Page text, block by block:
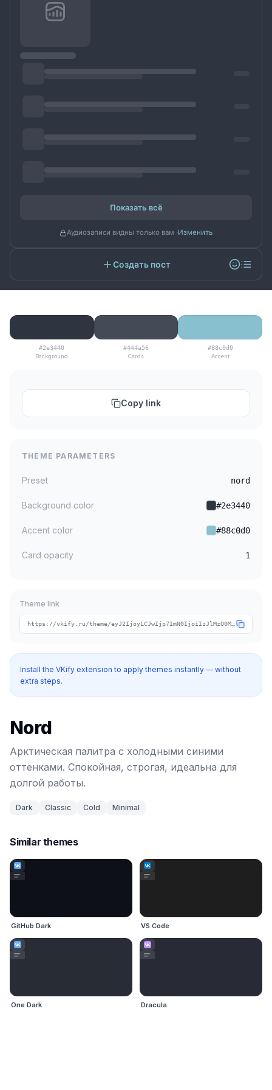
Показать всё
Аудиозаписи видны только вам ·Изменить
Создать пост
Nord
Арктическая палитра с холодными синими
оттенками. Спокойная, строгая, идеальна для
долгой работы.
Dark Classic Cold Minimal
Similar themes
GitHub Dark VS Code
One Dark Dracula
#2e3440
Background
#444a56
Cards
#88c0d0
Accent
Copy link
THEME PARAMETERS
Preset nord
Background color #2e3440
Accent color #88c0d0
Card opacity 1
Theme link
Install the VKify extension to apply themes instantly — without
extra steps.